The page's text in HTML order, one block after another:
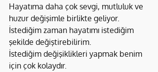
Hayatıma daha çok sevgi, mutluluk ve
huzur değişimle birlikte geliyor.
İstediğim zaman hayatımı istediğim
şekilde değiştirebilirim.
İstediğim değişiklikleri yapmak benim
için çok kolaydır.